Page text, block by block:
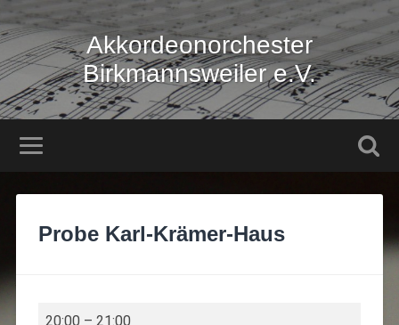
Akkordeonorchester
Birkmannsweiler e.V.
Probe Karl-Krämer-Haus
20:00 – 21:00